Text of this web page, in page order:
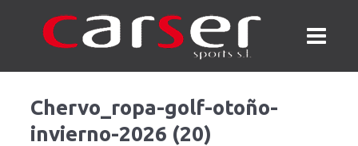
Chervo_ropa-golf-otoño-
invierno-2026 (20)